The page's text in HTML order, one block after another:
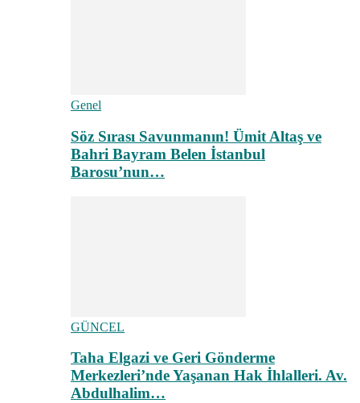
Genel
Söz Sırası Savunmanın! Ümit Altaş ve
Bahri Bayram Belen İstanbul
Barosu’nun…
GÜNCEL
Taha Elgazi ve Geri Gönderme
Merkezleri’nde Yaşanan Hak İhlalleri. Av.
Abdulhalim…